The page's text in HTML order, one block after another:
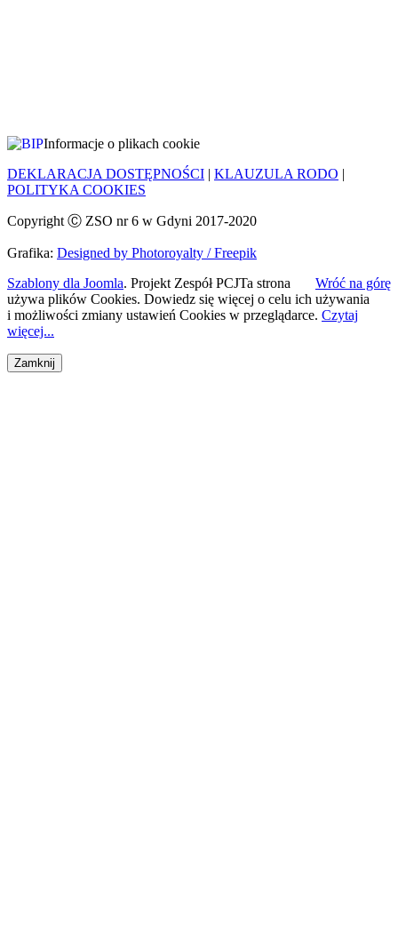
DEKLARACJA DOSTĘPNOŚCI | KLAUZULA RODO |
POLITYKA COOKIES
Copyright Ⓒ ZSO nr 6 w Gdyni 2017-2020
Grafika: Designed by Photoroyalty / Freepik
Szablony dla Joomla. Projekt Zespół PCJ Wróć na górę
Informacje o plikach cookie
Ta strona
używa plików Cookies. Dowiedz się więcej o celu ich używania
i możliwości zmiany ustawień Cookies w przeglądarce. Czytaj
więcej...